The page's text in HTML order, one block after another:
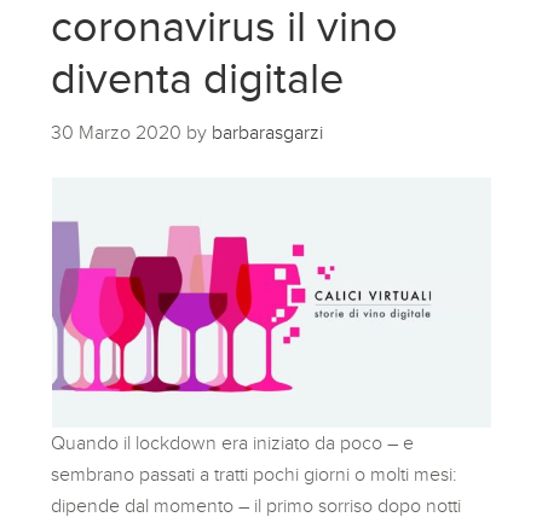
coronavirus il vino
diventa digitale
30 Marzo 2020 by barbarasgarzi
Quando il lockdown era iniziato da poco – e
sembrano passati a tratti pochi giorni o molti mesi:
dipende dal momento – il primo sorriso dopo notti